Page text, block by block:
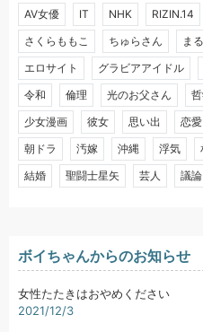
AV女優 IT NHK RIZIN.14
さくらももこ
ちゅらさん ま
エロサイト
グラビアアイドル
令和
倫理 光のお父さん
少女漫画
彼女 思い出 恋愛
朝ドラ
汚嫁 沖縄 浮気
結婚
聖闘士星矢 芸人 議論
ボイちゃんからのお知らせ
女性たたきはおやめください
2021/12/3